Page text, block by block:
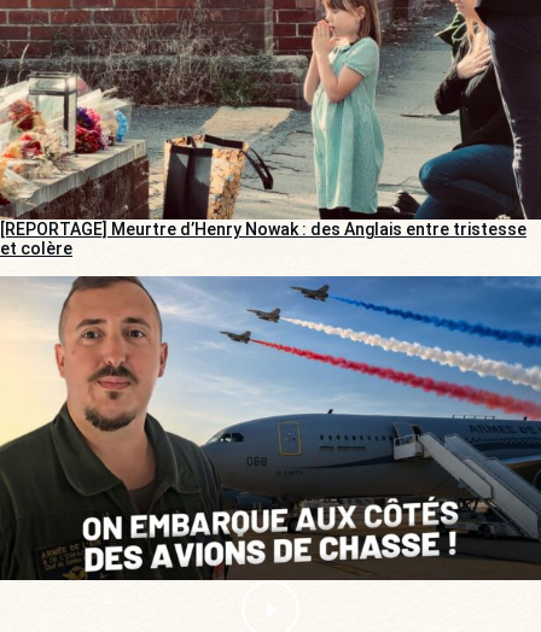
[REPORTAGE] Meurtre d’Henry Nowak : des Anglais entre tristesse
et colère